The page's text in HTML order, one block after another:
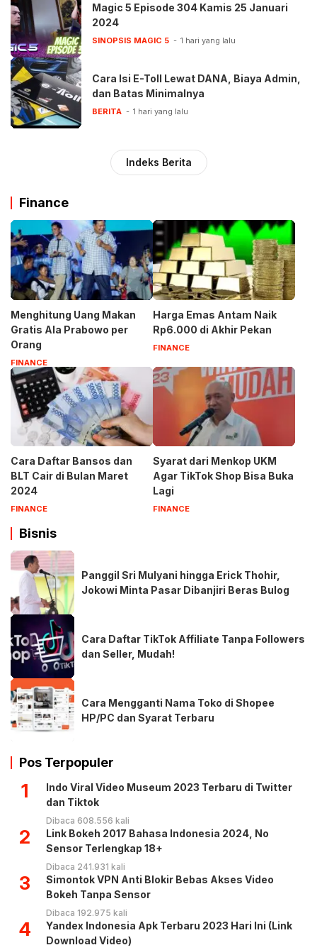
Magic 5 Episode 304 Kamis 25 Januari
2024
SINOPSIS MAGIC 5 1 hari yang lalu
Cara Isi E-Toll Lewat DANA, Biaya Admin,
dan Batas Minimalnya
BERITA 1 hari yang lalu
Indeks Berita
Finance
Menghitung Uang Makan
Gratis Ala Prabowo per
Orang
FINANCE
Harga Emas Antam Naik
Rp6.000 di Akhir Pekan
FINANCE
Cara Daftar Bansos dan
BLT Cair di Bulan Maret
2024
FINANCE
Syarat dari Menkop UKM
Agar TikTok Shop Bisa Buka
Lagi
FINANCE
Bisnis
Panggil Sri Mulyani hingga Erick Thohir,
Jokowi Minta Pasar Dibanjiri Beras Bulog
Cara Daftar TikTok Affiliate Tanpa Followers
dan Seller, Mudah!
Cara Mengganti Nama Toko di Shopee
HP/PC dan Syarat Terbaru
Pos Terpopuler
1
Indo Viral Video Museum 2023 Terbaru di Twitter
dan Tiktok
Dibaca 608.556 kali
2
Link Bokeh 2017 Bahasa Indonesia 2024, No
Sensor Terlengkap 18+
Dibaca 241.931 kali
3
Simontok VPN Anti Blokir Bebas Akses Video
Bokeh Tanpa Sensor
Dibaca 192.975 kali
4
Yandex Indonesia Apk Terbaru 2023 Hari Ini (Link
Download Video)